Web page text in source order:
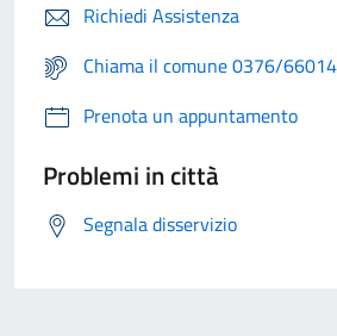
Richiedi Assistenza
Chiama il comune 0376/
Prenota un appuntamento
Problemi in città
Segnala disservizio